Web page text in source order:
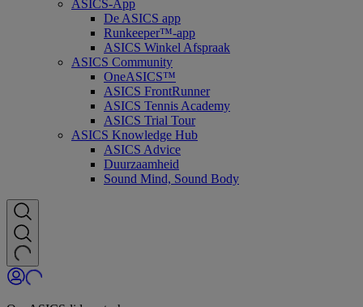
ASICS-App
De ASICS app
Runkeeper™-app
ASICS Winkel Afspraak
ASICS Community
OneASICS™
ASICS FrontRunner
ASICS Tennis Academy
ASICS Trial Tour
ASICS Knowledge Hub
ASICS Advice
Duurzaamheid
Sound Mind, Sound Body